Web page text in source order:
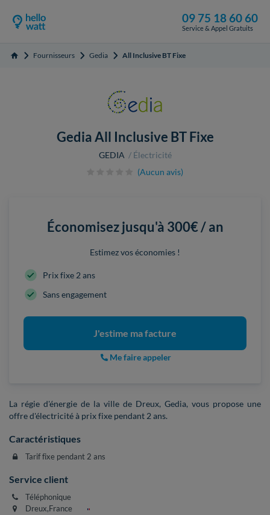
09 75 18 60 60
Service & Appel Gratuits
Accueil Fournisseurs Gedia All Inclusive BT Fixe
Gedia All Inclusive BT Fixe
GEDIA
Électricité
(Aucun avis)
Économisez jusqu'à 300€ / an
Estimez vos économies !
Prix fixe 2 ans
Sans engagement
J'estime ma facture
Me faire appeler
La régie d'énergie de la ville de Dreux, Gedia, vous propose une
offre d'électricité à prix fixe pendant 2 ans.
Caractéristiques
Tarif fixe pendant 2 ans
Service client
Téléphonique
Dreux,France